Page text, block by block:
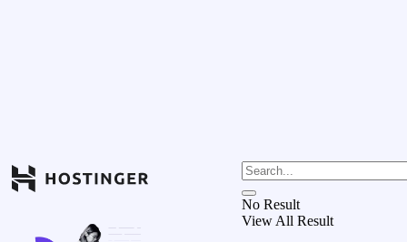
No Result
View All Result